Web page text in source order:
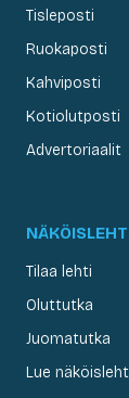
Tisleposti
Ruokaposti
Kahviposti
Kotiolutposti
Advertoriaalit
Tilaa lehti
Oluttutka
Juomatutka
Lue